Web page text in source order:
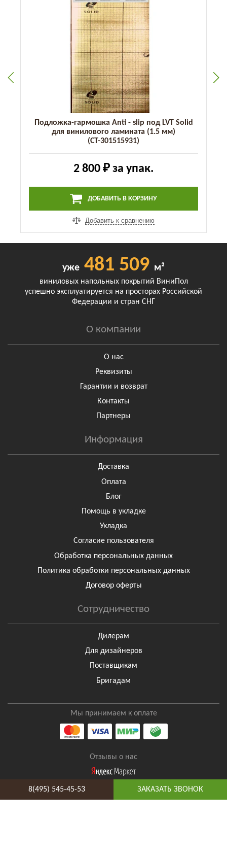
Подложка-гармошка Anti - slip под LVT Solid
для винилового ламината (1.5 мм)
(СТ-301515931)
2 800 ₽ за упак.
ДОБАВИТЬ В КОРЗИНУ
Добавить к сравнению
уже 481 509 м²
виниловых напольных покрытий ВиниПол
успешно эксплуатируется на просторах Российской
Федерации и стран СНГ
О компании
О нас
Реквизиты
Гарантии и возврат
Контакты
Партнеры
Информация
Доставка
Оплата
Блог
Помощь в укладке
Укладка
Согласие пользователя
Обработка персональных данных
Политика обработки персональных данных
Договор оферты
Сотрудничество
Дилерам
Для дизайнеров
Поставщикам
Бригадам
Мы принимаем к оплате
Отзывы о нас
8(495) 545-45-53 ЗАКАЗАТЬ ЗВОНОК